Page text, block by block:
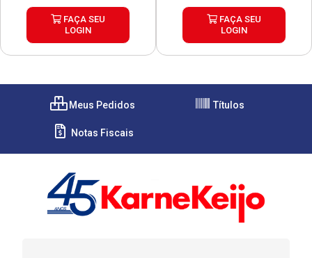
FAÇA SEU
LOGIN
FAÇA SEU
LOGIN
Meus Pedidos Títulos
Notas Fiscais